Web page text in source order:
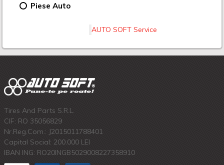
Piese Auto
AUTO SOFT Service
Tires And Parts S.R.L.
CIF: RO 35056829
Nr.Reg.Com.: J2015011788401
Capital Social: 200.000 LEI
IBAN ING: RO20INGB5029008227358910